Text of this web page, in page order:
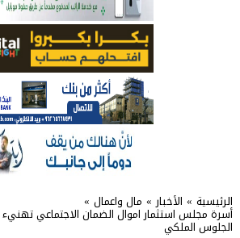
حملة للتبرع بالدم في جامعة الزيتونة الأردنية
الرئيسية » الأخبار » مال واعمال »
أسرة مجلس استثمار اموال الضمان الاجتماعي
الجلوس الملكي